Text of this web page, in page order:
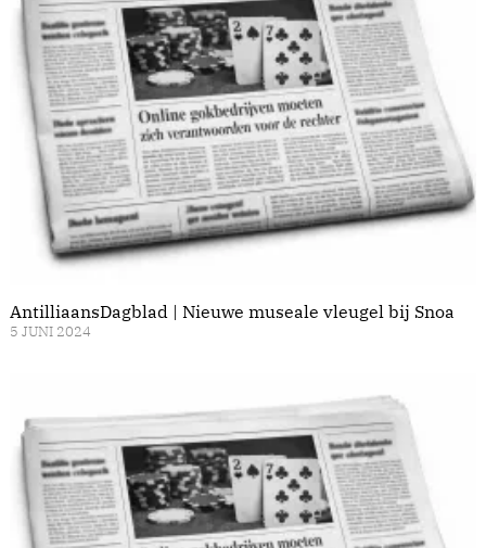
AntilliaansDagblad | Nieuwe museale vleugel bij Snoa
5 JUNI 2024